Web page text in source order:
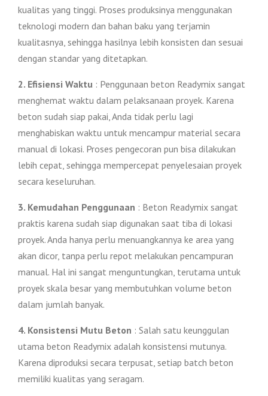
kualitas yang tinggi. Proses produksinya menggunakan
teknologi modern dan bahan baku yang terjamin
kualitasnya, sehingga hasilnya lebih konsisten dan sesuai
dengan standar yang ditetapkan.
2. Efisiensi Waktu : Penggunaan beton Readymix sangat
menghemat waktu dalam pelaksanaan proyek. Karena
beton sudah siap pakai, Anda tidak perlu lagi
menghabiskan waktu untuk mencampur material secara
manual di lokasi. Proses pengecoran pun bisa dilakukan
lebih cepat, sehingga mempercepat penyelesaian proyek
secara keseluruhan.
3. Kemudahan Penggunaan : Beton Readymix sangat
praktis karena sudah siap digunakan saat tiba di lokasi
proyek. Anda hanya perlu menuangkannya ke area yang
akan dicor, tanpa perlu repot melakukan pencampuran
manual. Hal ini sangat menguntungkan, terutama untuk
proyek skala besar yang membutuhkan volume beton
dalam jumlah banyak.
4. Konsistensi Mutu Beton : Salah satu keunggulan
utama beton Readymix adalah konsistensi mutunya.
Karena diproduksi secara terpusat, setiap batch beton
memiliki kualitas yang seragam.